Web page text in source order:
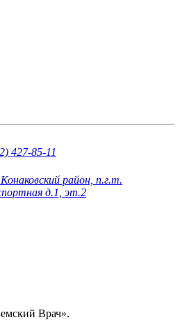
427-85-11
район, п.г.т.
д.1, эт.2
Врач».